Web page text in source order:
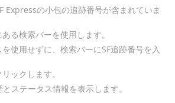
Expressの小包の追跡番号が含まれていま
る検索バーを使用します。
使用せずに、検索バーにSF追跡番号を入
ックします。
ステータス情報を表示します。